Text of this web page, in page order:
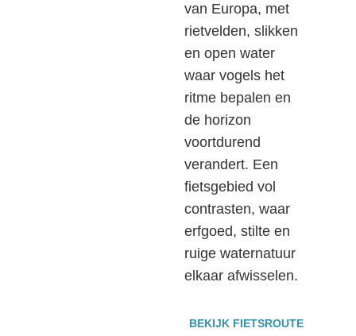
van Europa, met
rietvelden, slikken
en open water
waar vogels het
ritme bepalen en
de horizon
voortdurend
verandert. Een
fietsgebied vol
contrasten, waar
erfgoed, stilte en
ruige waternatuur
elkaar afwisselen.
BEKIJK FIETSROUTE